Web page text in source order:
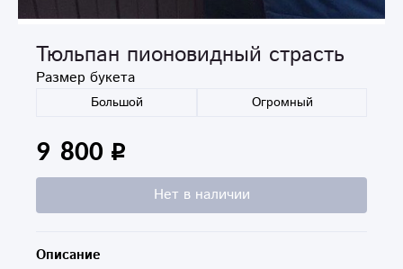
Тюльпан пионовидный страсть
Размер букета
Большой Огромный
9 800
Нет в наличии
Описание